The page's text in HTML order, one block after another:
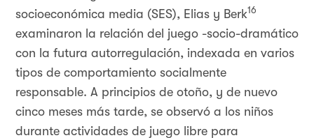
socioeconómica media (SES), Elias y Berk16
examinaron la relación del juego -socio-dramático
con la futura autorregulación, indexada en varios
tipos de comportamiento socialmente
responsable. A principios de otoño, y de nuevo
cinco meses más tarde, se observó a los niños
durante actividades de juego libre para